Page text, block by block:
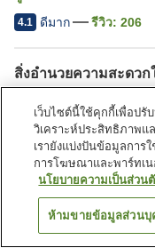
4.1 ดีมาก รีวิว: 206
สิ่งอำนวยความสะดว
บริการซักผ้า (มีค่าบริก
หน้าแรก ญี่ปุ่น คากา
Marugame Plaza Hotel
เว็บไซต์นี้ใช้คุกกี้เพื่อปรั
วิเคราะห์ประสิทธิภาพแ
เรายังแบ่งปันข้อมูลการ
การโฆษณาและพาร์ทเน
นโยบายความเป็นส่วน
ห้ามขายข้อมูลส่วน